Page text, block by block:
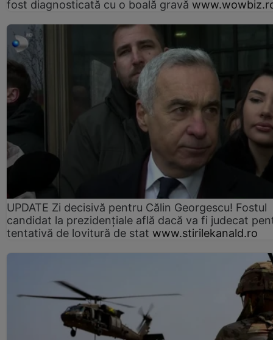
fost diagnosticată cu o boală gravă
UPDATE Zi decisivă pentru Călin Georgescu! Fostul
candidat la prezidențiale află dacă va fi judecat
tentativă de lovitură de stat www.stirilekanald.ro